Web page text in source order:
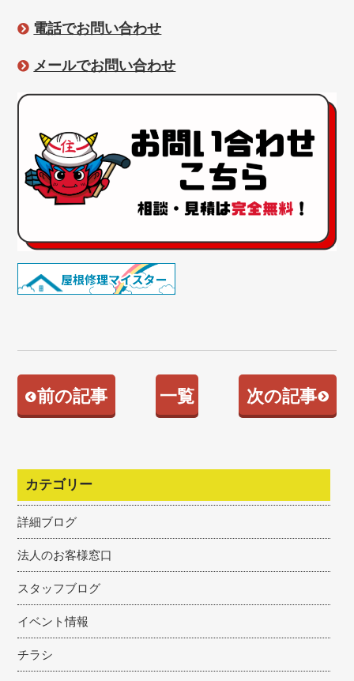
電話でお問い合わせ
メールでお問い合わせ
前の記事 一覧 次の記事
カテゴリー
詳細ブログ
法人のお客様窓口
スタッフブログ
イベント情報
チラシ